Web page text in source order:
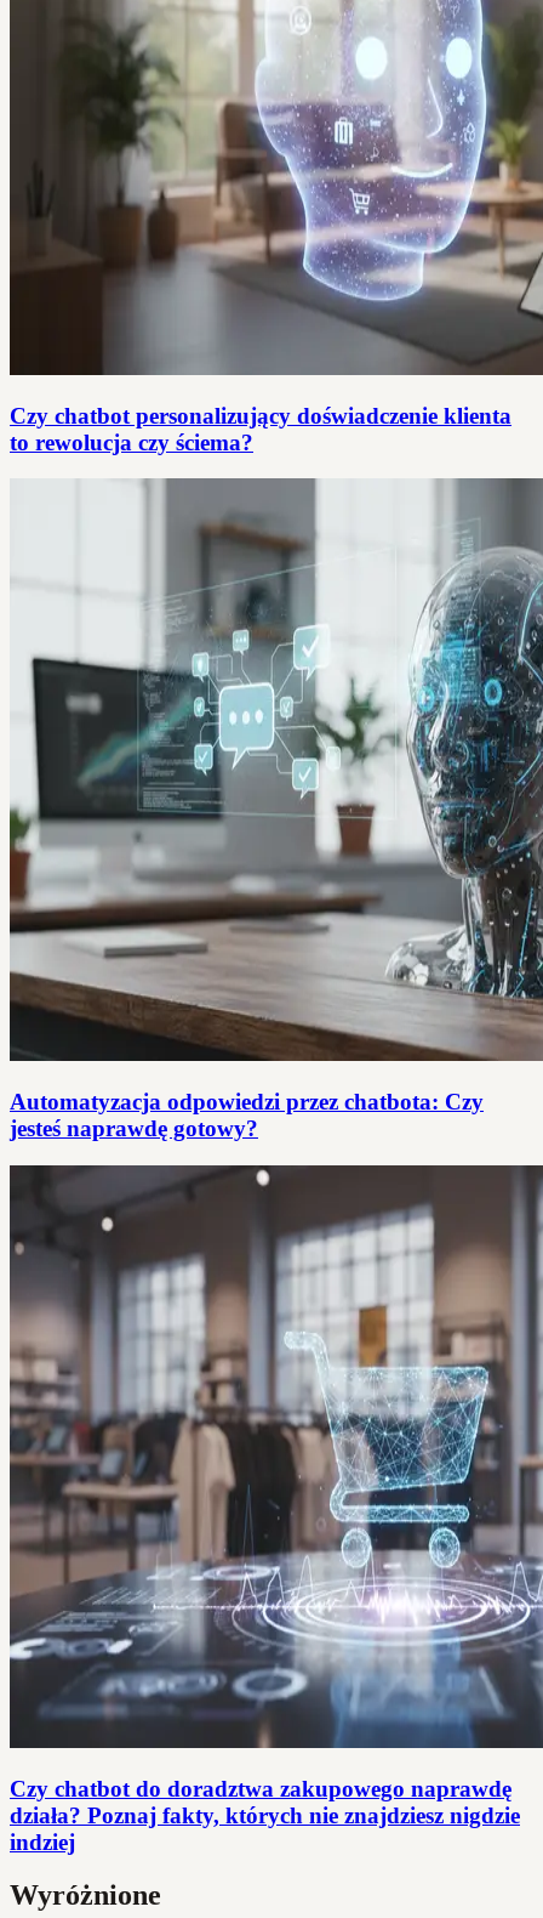
Czy chatbot personalizujący doświadczenie klienta
to rewolucja czy ściema?
Automatyzacja odpowiedzi przez chatbota: Czy
jesteś naprawdę gotowy?
Czy chatbot do doradztwa zakupowego naprawdę
działa? Poznaj fakty, których nie znajdziesz nigdzie
indziej
Wyróżnione